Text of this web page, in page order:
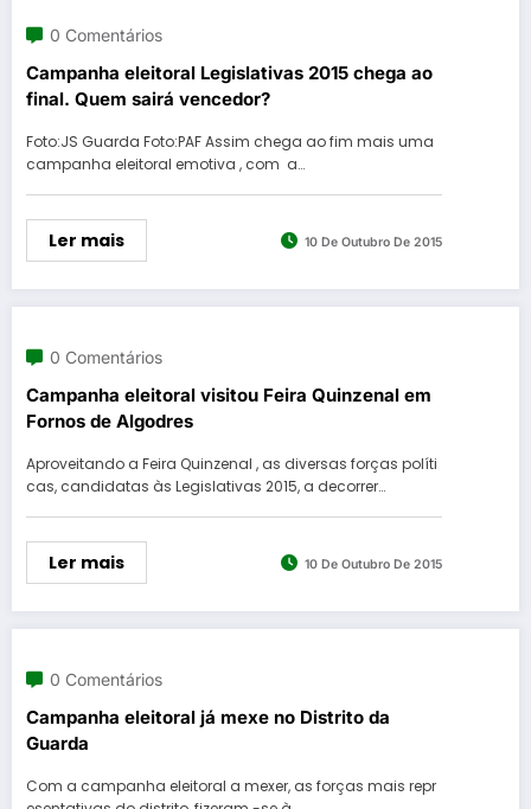
0 Comentários
Campanha eleitoral Legislativas 2015 chega ao
final. Quem sairá vencedor?
Foto:JS Guarda Foto:PAF Assim chega ao fim mais uma
campanha eleitoral emotiva , com a…
Ler mais 10 De Outubro De 2015
0 Comentários
Campanha eleitoral visitou Feira Quinzenal em
Fornos de Algodres
Aproveitando a Feira Quinzenal , as diversas forças políti
cas, candidatas às Legislativas 2015, a decorrer…
Ler mais 10 De Outubro De 2015
0 Comentários
Campanha eleitoral já mexe no Distrito da
Guarda
Com a campanha eleitoral a mexer, as forças mais repr